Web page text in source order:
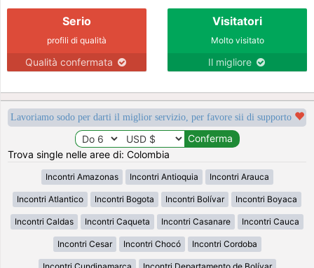
Serio
profili di qualità
Qualità confermata
Visitatori
Molto visitato
Il migliore
Lavoriamo sodo per darti il miglior servizio, per favore sii di supporto
Trova single nelle aree di: Colombia
Incontri Amazonas Incontri Antioquia Incontri Arauca
Incontri Atlantico Incontri Bogota Incontri Bolívar Incontri Boyaca
Incontri Caldas Incontri Caqueta Incontri Casanare Incontri Cauca
Incontri Cesar Incontri Chocó Incontri Cordoba